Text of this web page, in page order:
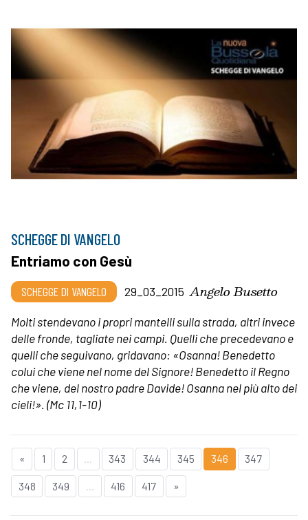
SCHEGGE DI VANGELO
Entriamo con Gesù
SCHEGGE DI VANGELO 29_03_2015 Angelo Busetto
Molti stendevano i propri mantelli sulla strada, altri invece
delle fronde, tagliate nei campi. Quelli che precedevano e
quelli che seguivano, gridavano: «Osanna! Benedetto
colui che viene nel nome del Signore! Benedetto il Regno
che viene, del nostro padre Davide! Osanna nel più alto dei
cieli!». (Mc 11,1-10)
« 1 2 ... 343 344 345 346 347
348 349 416 417 »